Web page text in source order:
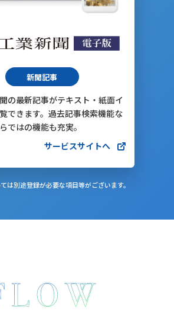
新聞記事
の最新記事がテキスト・紙面イ
できます。過去記事検索機能な
ではの機能も充実。
サービスサイトへ
は別途登録が必要な項目等がございます。